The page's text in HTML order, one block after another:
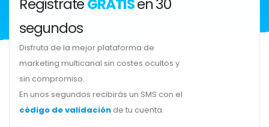
segundos
Disfruta de la mejor plataforma de
marketing multicanal sin costes ocultos y
sin compromiso.
En unos segundos recibirás un SMS con el
código de validación de tu cuenta.